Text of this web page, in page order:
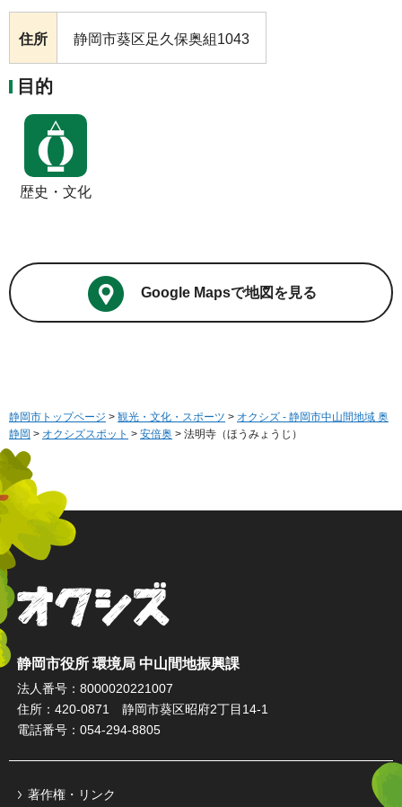
住所 静岡市葵区足久保奥組1043
目的
歴史・文化
Google Mapsで地図を見る
静岡市トップページ > 観光・文化・スポーツ > オクシズ - 静岡市中山間地域 奥
静岡 > オクシズスポット > 安倍奥 > 法明寺（ほうみょうじ）
静岡市役所 環境局 中山間地振興課
法人番号：8000020221007
住所：420-0871 静岡市葵区昭府2丁目14-1
電話番号：054-294-8805
著作権・リンク